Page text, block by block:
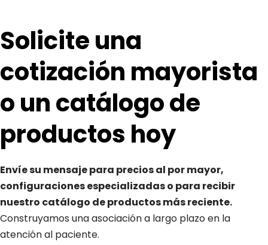
Solicite una
cotización mayorista
o un catálogo de
productos hoy
Envíe su mensaje para precios al por mayor,
configuraciones especializadas o para recibir
Construyamos una asociación a largo plazo en la
atención al paciente.